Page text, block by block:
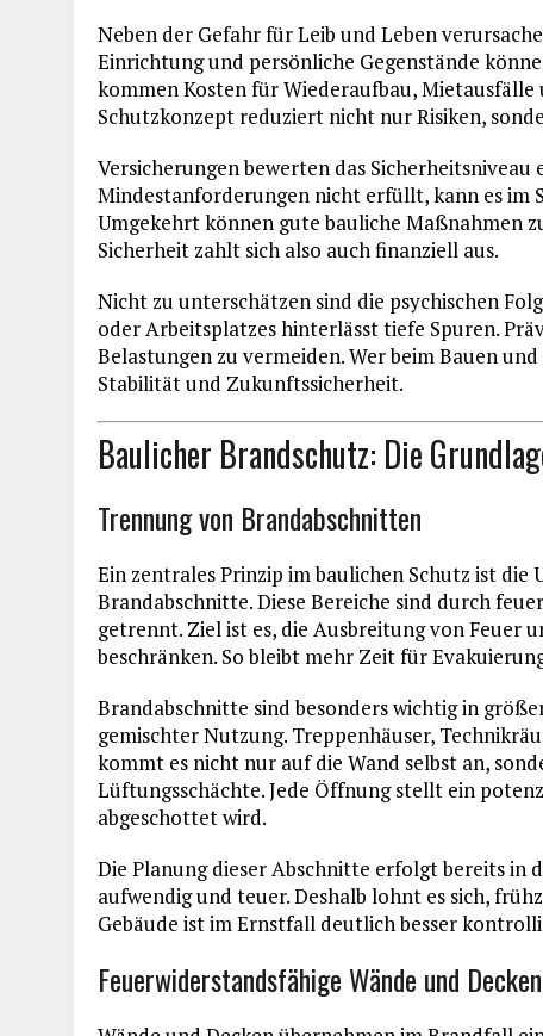
Neben der Gefahr für Leib und Leben
Einrichtung und persönliche Gegenstände
kommen Kosten für Wiederaufbau,
Schutzkonzept reduziert nicht nur Risiken,
Versicherungen bewerten das Sicherheitsniveau
Mindestanforderungen nicht erfüllt, kann es im
Umgekehrt können gute bauliche Maßnahmen
Sicherheit zahlt sich also auch finanziell aus.
Nicht zu unterschätzen sind die psychischen
oder Arbeitsplatzes hinterlässt tiefe Spuren.
Belastungen zu vermeiden. Wer beim Bauen
Stabilität und Zukunftssicherheit.
Baulicher Brandschutz: Die
Trennung von Brandabschnitten
Ein zentrales Prinzip im baulichen Schutz ist die
Brandabschnitte. Diese Bereiche sind durch
getrennt. Ziel ist es, die Ausbreitung von Feuer
beschränken. So bleibt mehr Zeit für
Brandabschnitte sind besonders wichtig in
gemischter Nutzung. Treppenhäuser,
kommt es nicht nur auf die Wand selbst an,
Lüftungsschächte. Jede Öffnung stellt ein
abgeschottet wird.
Die Planung dieser Abschnitte erfolgt bereits in
aufwendig und teuer. Deshalb lohnt es sich,
Gebäude ist im Ernstfall deutlich besser
Feuerwiderstandsfähige Wände und Decken